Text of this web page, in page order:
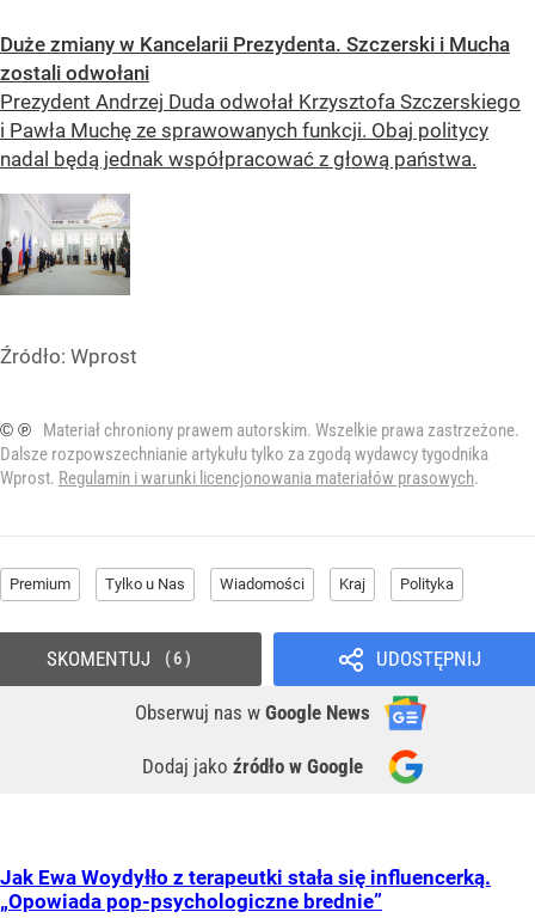
Duże zmiany w Kancelarii Prezydenta. Szczerski i Mucha
zostali odwołani
Prezydent Andrzej Duda odwołał Krzysztofa Szczerskiego
i Pawła Muchę ze sprawowanych funkcji. Obaj politycy
nadal będą jednak współpracować z głową państwa.
Źródło: Wprost
© ℗
Materiał chroniony prawem autorskim. Wszelkie prawa zastrzeżone.
Dalsze rozpowszechnianie artykułu tylko za zgodą wydawcy tygodnika
Wprost. Regulamin i warunki licencjonowania materiałów prasowych.
Premium Tylko u Nas Wiadomości Kraj Polityka
UDOSTĘPNIJ
Obserwuj nas w Google News
Dodaj jako źródło w Google
SKOMENTUJ 6
Jak Ewa Woydyłło z terapeutki stała się influencerką.
„Opowiada pop-psychologiczne brednie”